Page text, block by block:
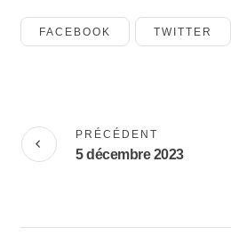
FACEBOOK TWITTER
5 décembre 2023
PRÉCÉDENT